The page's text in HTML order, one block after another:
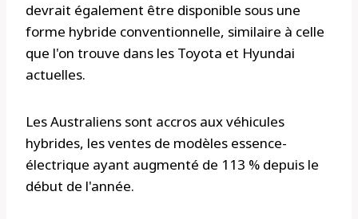
devrait également être disponible sous une
forme hybride conventionnelle, similaire à celle
que l'on trouve dans les Toyota et Hyundai
actuelles.
Les Australiens sont accros aux véhicules
hybrides, les ventes de modèles essence-
électrique ayant augmenté de 113 % depuis le
début de l'année.